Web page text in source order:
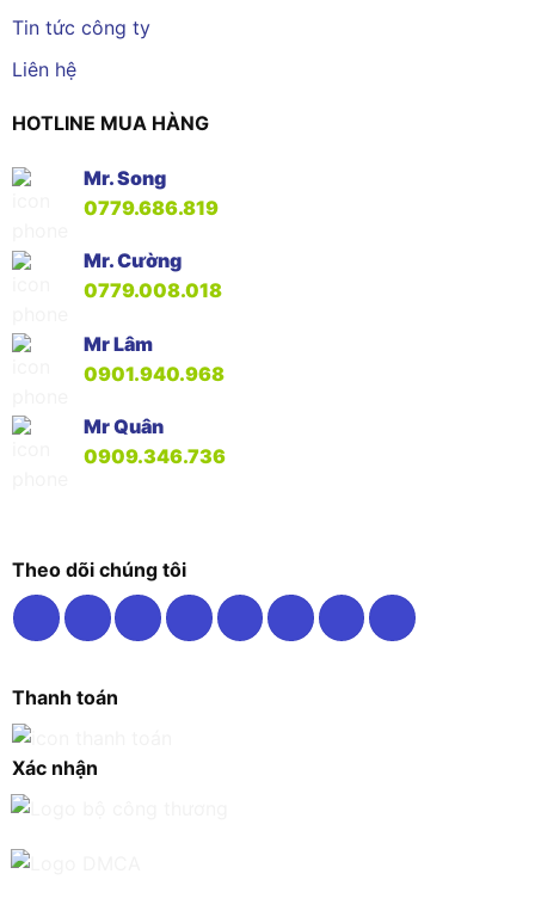
Tin tức công ty
Liên hệ
HOTLINE MUA HÀNG
Mr. Song
0779.686.819
Mr. Cường
0779.008.018
Mr Lâm
0901.940.968
Mr Quân
0909.346.736
Theo dõi chúng tôi
Thanh toán
Xác nhận